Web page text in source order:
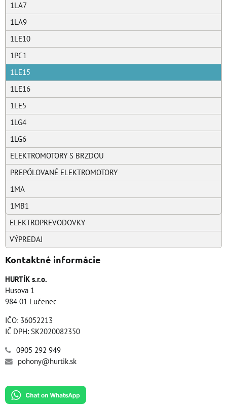
1LA7
1LA9
1LE10
1PC1
1LE15
1LE16
1LE5
1LG4
1LG6
ELEKTROMOTORY S BRZDOU
PREPÓLOVANÉ ELEKTROMOTORY
1MA
1MB1
ELEKTROPREVODOVKY
VÝPREDAJ
Kontaktné informácie
HURTÍK s.r.o.
Husova 1
984 01 Lučenec
IČO: 36052213
IČ DPH: SK2020082350
0905 292 949
pohony@hurtik.sk